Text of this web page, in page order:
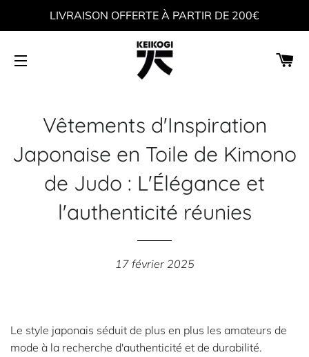
LIVRAISON OFFERTE À PARTIR DE 200€
Vêtements d'Inspiration
Japonaise en Toile de Kimono
de Judo : L'Élégance et
l'authenticité réunies
17 février 2025
Le style japonais séduit de plus en plus les amateurs de
mode à la recherche d'authenticité et de durabilité.